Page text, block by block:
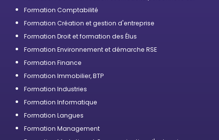
Formation Comptabilité
Formation Création et gestion d'entreprise
Formation Droit et formation des Élus
Formation Environnement et démarche RSE
Formation Finance
Formation Immobilier, BTP
Formation Industries
Formation Informatique
Formation Langues
Formation Management